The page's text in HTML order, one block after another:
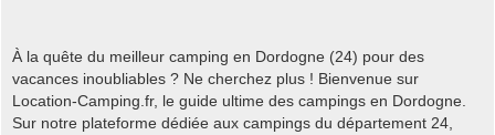
À la quête du meilleur camping en Dordogne (24) pour des
vacances inoubliables ? Ne cherchez plus ! Bienvenue sur
Location-Camping.fr, le guide ultime des campings en Dordogne.
Sur notre plateforme dédiée aux campings du département 24,